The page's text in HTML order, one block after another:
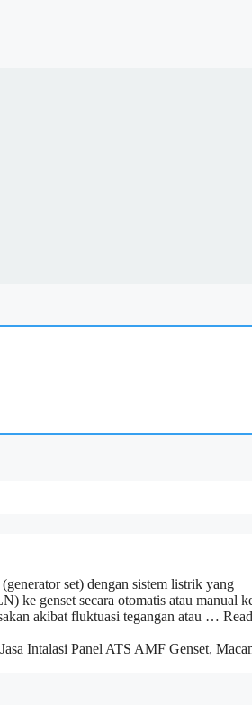
set) dengan sistem listrik yang
ke genset secara otomatis atau manual
akibat fluktuasi tegangan atau …
Jasa Intalasi Panel ATS AMF Genset,